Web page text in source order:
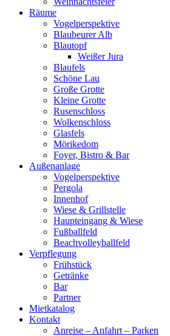
Räume
Vogelperspektive
Blaubeurer Alb
Blautopf
Weißer Jura
Blaufels
Schöne Lau
Große Grotte
Kleine Grotte
Rusenschloss
Wolkenschloss
Glasfels
Mörikedom
Foyer, Bistro & Bar
Außenanlage
Vogelperspektive
Pergola
Innenhof
Wiese & Grillstelle
Haupteingang & Wiese
Fußballfeld
Beachvolleyballfeld
Verpflegung
Frühstück
Getränke
Bar
Partner
Mietkatalog
Kontakt
Anreise – Anfahrt – Parken